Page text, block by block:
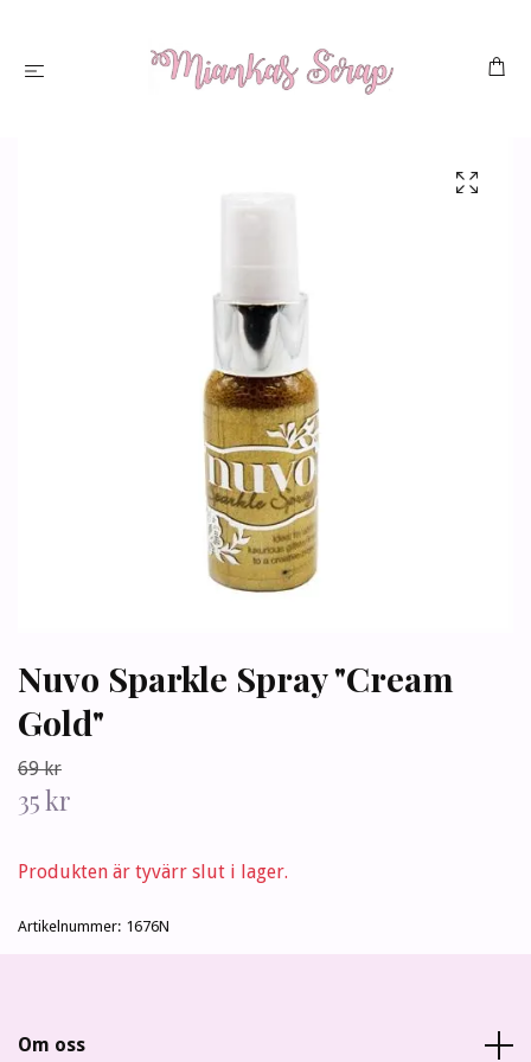
Nuvo Sparkle Spray "Cream
Gold"
69 kr
35 kr
Produkten är tyvärr slut i lager.
Artikelnummer: 1676N
Om oss